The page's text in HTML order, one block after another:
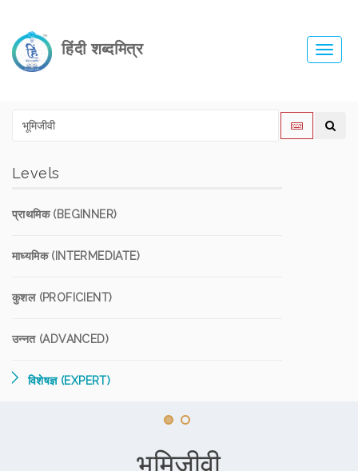
हिंदी शब्दमित्र
Levels
प्राथमिक (BEGINNER)
माध्यमिक (INTERMEDIATE)
कुशल (PROFICIENT)
उन्नत (ADVANCED)
विशेषज्ञ (EXPERT)
भूमिजीवी